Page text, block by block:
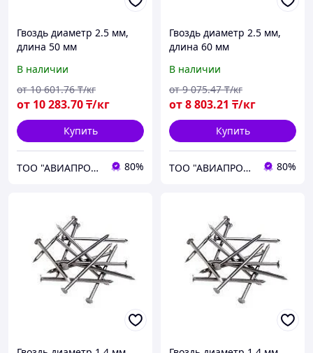
Гвоздь диаметр 2.5 мм,
длина 50 мм
В наличии
от 10 283.70₸/кг
от 10 601.76 ₸/кг
Купить
ТОО "АВИАПРОМСТАЛЬ" 80%
Гвоздь диаметр 2.5 мм,
длина 60 мм
В наличии
от8 803.21 ₸/кг
от 9 075.47 ₸/кг
Купить
ТОО "АВИАПРОМСТАЛЬ" 80%